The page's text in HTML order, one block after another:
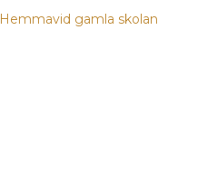
Hemmavid gamla skolan